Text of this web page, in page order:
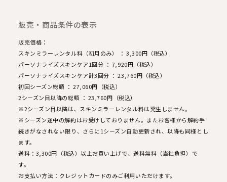
販売・商品条件の表示
販売価格：
スキンミラーレンタル料（初月のみ） ： 3,300円（税込）
パーソナライズスキンケア1回分 ： 7,920円（税込）
パーソナライズスキンケア計3回分 ： 23,760円（税込）
初回シーズン総額 ： 27,060円（税込）
2シーズン目以降の総額 ： 23,760円（税込）
※2シーズン目以降は、スキンミラーレンタル料は発生しません。
※シーズン途中の解約はお受けしておりません。またお客様から解約手
続きがなされない限り、さらに1シーズン自動更新され、以降も同様とし
ます。
送料：3,300円（税込）以上お買い上げで、送料無料（当社負担）で
す。
お支払い方法：クレジットカードのみご利用いただけます。